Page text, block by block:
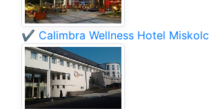
✔️ Calimbra Wellness Hotel